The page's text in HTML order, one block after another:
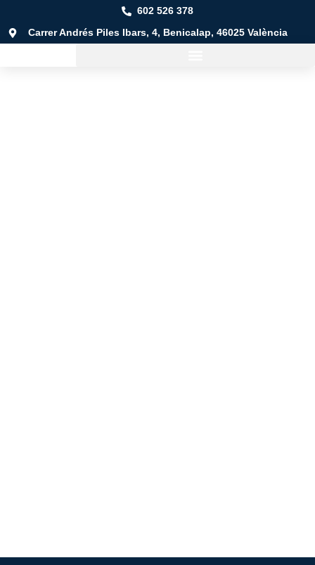
602 526 378
Carrer Andrés Piles Ibars, 4, Benicalap, 46025 València